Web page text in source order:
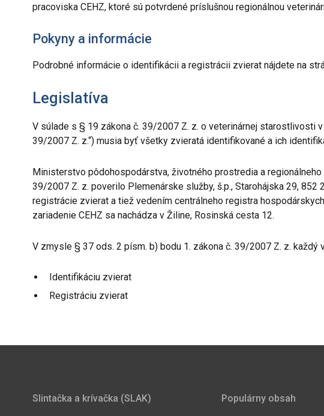
pracoviska CEHZ, ktoré sú potvrdené príslušnou regionálnou
Pokyny a informácie
Podrobné informácie o identifikácii a registrácii zvierat nájdete na
Legislatíva
V súlade s § 19 zákona č. 39/2007 Z. z. o veterinárnej starostlivosti
39/2007 Z. z.“) musia byť všetky zvieratá identifikované a ich
Ministerstvo pôdohospodárstva, životného prostredia a
39/2007 Z. z. poverilo Plemenárske služby, š.p., Starohájska 29,
registrácie zvierat a tiež vedením centrálneho registra
zariadenie CEHZ sa nachádza v Žiline, Rosinská cesta 12.
V zmysle § 37 ods. 2 písm. b) bodu 1. zákona č. 39/2007 Z. z.
Identifikáciu zvierat
Registráciu zvierat
Slintačka a krívačka (SLAK) Populárny obsah